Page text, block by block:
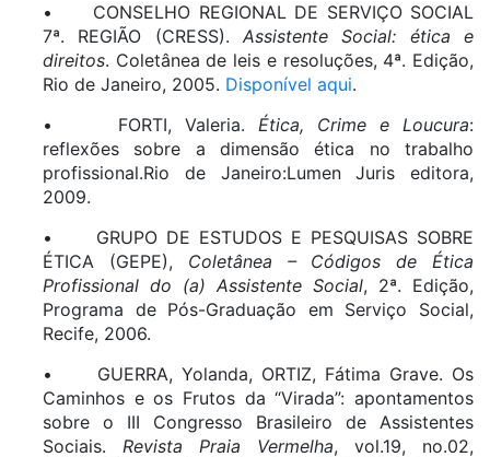
• CONSELHO REGIONAL DE SERVIÇO SOCIAL
7ª. REGIÃO (CRESS). Assistente Social: ética e
direitos. Coletânea de leis e resoluções, 4ª. Edição,
Rio de Janeiro, 2005. Disponível aqui.
• FORTI, Valeria. Ética, Crime e Loucura:
reflexões sobre a dimensão ética no trabalho
profissional.Rio de Janeiro:Lumen Juris editora,
2009.
• GRUPO DE ESTUDOS E PESQUISAS SOBRE
ÉTICA (GEPE), Coletânea – Códigos de Ética
Profissional do (a) Assistente Social, 2ª. Edição,
Programa de Pós-Graduação em Serviço Social,
Recife, 2006.
• GUERRA, Yolanda, ORTIZ, Fátima Grave. Os
Caminhos e os Frutos da “Virada”: apontamentos
sobre o III Congresso Brasileiro de Assistentes
Sociais. Revista Praia Vermelha, vol.19, no.02,